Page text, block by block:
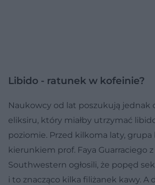
Libido - ratunek w kofeinie?
Naukowcy od lat poszukują jednak
eliksiru, który miałby utrzymać
poziomie. Przed kilkoma laty, grupa
kierunkiem prof. Faya Guarraciego
Southwestern ogłosili, że popęd
i to znacząco kilka filiżanek kawy. A